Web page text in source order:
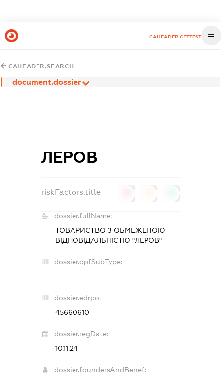
CAHEADER.GETTEST
CAHEADER.SEARCH
document.dossier
ЛЕРОВ
riskFactors.title
dossier.fullName:
ТОВАРИСТВО З ОБМЕЖЕНОЮ
ВІДПОВІДАЛЬНІСТЮ "ЛЕРОВ"
dossier.opfSubType:
-
dossier.edrpo:
45660610
dossier.regDate:
10.11.24
dossier.foundersAndBenef: